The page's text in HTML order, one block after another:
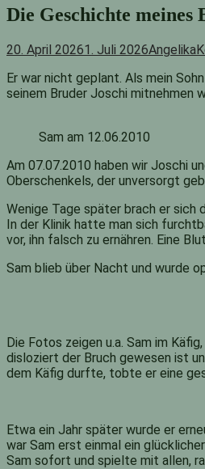
Die Geschichte meines
20. April 20261. Juli 2026Angelika
Er war nicht geplant. Als mein
seinem Bruder Joschi mitnehmen
Sam am 12.06.2010
Am 07.07.2010 haben wir Joschi
Oberschenkels, der unversorgt
Wenige Tage später brach er sich
In der Klinik hatte man sich
vor, ihn falsch zu ernähren. Eine
Sam blieb über Nacht und wurde
Die Fotos zeigen u.a. Sam im
disloziert der Bruch gewesen ist
dem Käfig durfte, tobte er eine
Etwa ein Jahr später wurde er
war Sam erst einmal ein
Sam sofort und spielte mit allen,